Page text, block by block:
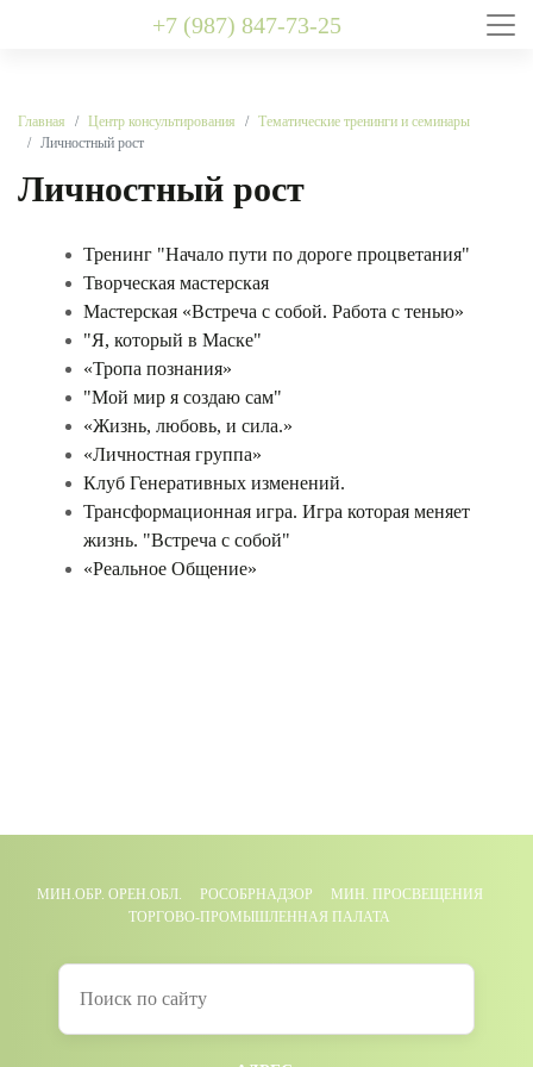
+7 (987) 847-73-25
Главная Центр консультирования
Тематические тренинги и семинары
Личностный рост
Личностный рост
Тренинг "Начало пути по дороге процветания"
Творческая мастерская
Мастерская «Встреча с собой. Работа с тенью»
"Я, который в Маске"
«Тропа познания»
"Мой мир я создаю сам"
«Жизнь, любовь, и сила.»
«Личностная группа»
Клуб Генеративных изменений.
Трансформационная игра. Игра которая меняет
жизнь. "Встреча с собой"
«Реальное Общение»
МИН.ОБР. ОРЕН.ОБЛ. РОСОБРНАДЗОР
МИН. ПРОСВЕЩЕНИЯ
ТОРГОВО-ПРОМЫШЛЕННАЯ ПАЛАТА